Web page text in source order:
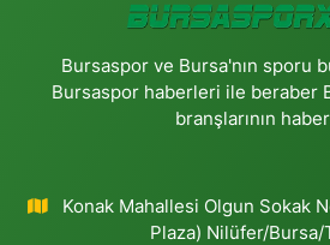
Bursaspor ve Bursa'nın sporu
Bursaspor haberleri ile beraber
branşlarının
Konak Mahallesi Olgun Sokak
Plaza) Nilüfer/Bursa/